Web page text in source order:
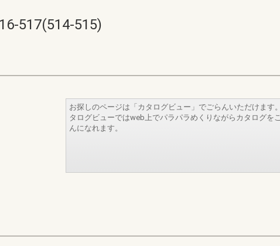
517(514-515)
お探しのページは「カタログビュー」でごらんいただけます
タログビューではweb上でパラパラめくりながらカタログを
んになれます。